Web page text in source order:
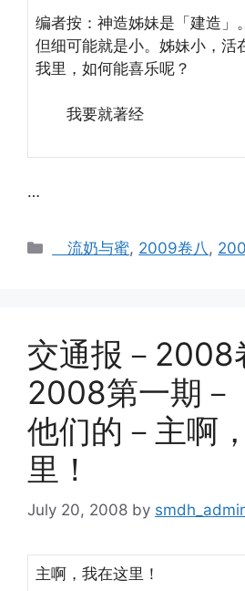
编者按：神造姊妹是「建造」
但细可能就是小。姊妹小，活
我里，如何能喜乐呢？
我要就著经
…
Categories
流奶与蜜, 2009卷八,
交通报－2008
2008第一期
他们的－主啊
里！
July 20, 2008 by
主啊，我在这里！